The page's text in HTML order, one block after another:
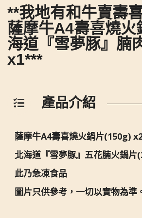
**我地有和牛賣壽
薩摩牛A4壽喜燒火
海道『雪夢豚』腩
x1***
產品介紹
薩摩牛A4壽喜燒火鍋片(150g)
北海道『雪夢豚』五花腩火鍋片
此乃急凍食品
圖片只供參考，一切以實物為準